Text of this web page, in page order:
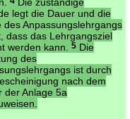
legt die Dauer und die
des Anpassungslehrgangs
dass das Lehrgangsziel
werden kann.
5Die
des
ist durch
nach dem
der Anlage 5a